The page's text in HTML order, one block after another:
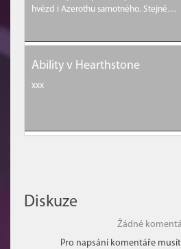
hvězd i Azerothu samotného. Stejně…
Ability v Hearthstone
xxx
Diskuze
Žádné
Pro napsání komentáře